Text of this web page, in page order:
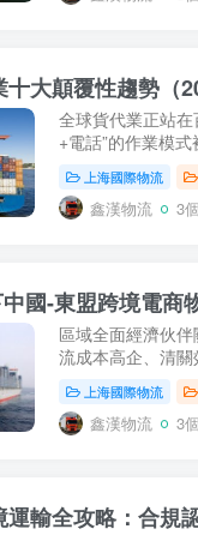
十大顛覆性趨勢（
全球貨代業正站
+電話”的作業模
上海國際物流
鑫漢物流 3
區域全面經濟伙
流成本高企、清
上海國際物流
鑫漢物流 3
運輸全攻略：合規